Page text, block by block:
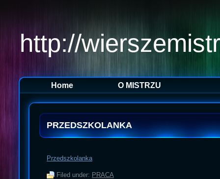
http://
Home O MISTRZU
PRZEDSZKOLANKA
Przedszkolanka
Filed under: PRACA